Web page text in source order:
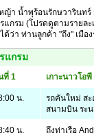
ญ้า น้ำพุร้อนรักษวารินทร์
แกรม (โปรดดูตามรายล
ด้ว่า ท่านลูกค้า "ถึง" เมือง
แกรม
ที่ 1 เกาะนาวโอ
น.
รถคันใหม่ ส
สนามบิน ระน
น.
ถึงท่าเรือ